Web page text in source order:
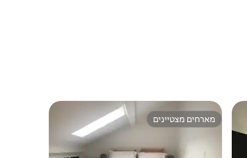
מארחים מצטיינים
מארחים מצטיינים